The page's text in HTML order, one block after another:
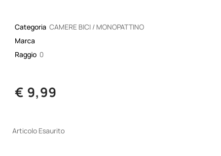
Categoria CAMERE BICI / MONOPATTINO
Marca
Raggio 0
€ 9,99
Articolo Esaurito